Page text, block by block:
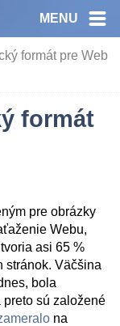
MENU
formát pre Web
formát
pre obrázky
Webu,
asi 65 %
stránok. Väčšina
bola
sú založené
na